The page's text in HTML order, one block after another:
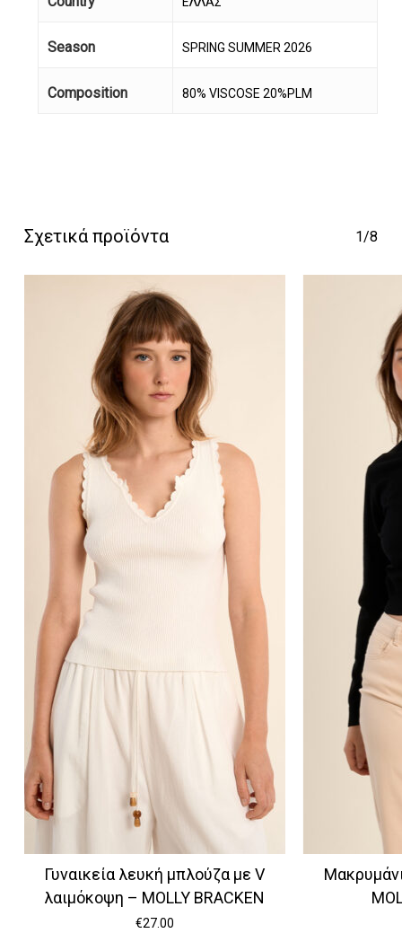
Season SPRING SUMMER 2026
Composition 80% VISCOSE 20%PLM
Σχετικά προϊόντα 1/8
Γυναικεία λευκή μπλούζα με V
λαιμόκοψη – MOLLY BRACKEN
€27.00